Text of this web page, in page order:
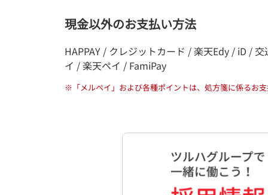
現金以外のお支払い方法
HAPPAY / クレジットカード / 楽天Edy / iD /
イ / 楽天ペイ / FamiPay
※ 「メルペイ」および各種ポイントは、処方箋に係るお